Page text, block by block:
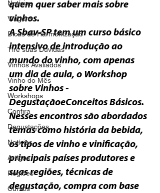
Notícias
Viagens
Dicas de Harmonização
Tire suas Dúvidas
Vinhos Avaliados
Vinho do Mês
Workshops
Confira
Degustações
Notícias
Artigos
Regiões
Cursos
quem quer saber mais sobre
vinhos.
A Sbav-SP tem um curso básico
intensivo de introdução ao
mundo do vinho, com apenas
um dia de aula, o Workshop
sobre Vinhos -
Degustaçãoe
Nesses encontros são abordados
temas como história da bebida,
os tipos de vinho e vinificação,
principais países produtores e
suas regiões, técnicas de
degustação, compra com base